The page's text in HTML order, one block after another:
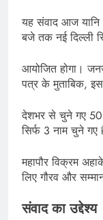
यह संवाद आज
बजे तक नई दिल्ली
आयोजित होगा।
पत्र के मुताबिक,
देशभर से चुने गए 50
सिर्फ 3 नाम चुने गए
महापौर विक्रम
लिए गौरव और
संवाद का उद्देश्य